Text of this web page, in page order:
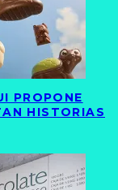
PROPONE
HISTORIAS